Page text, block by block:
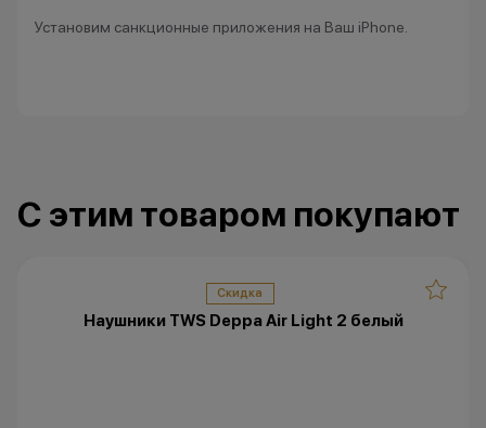
Установим санкционные приложения на Ваш iPhone.
С этим товаром покупают
Скидка
Наушники TWS Deppa Air Light 2 белый